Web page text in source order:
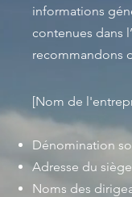
informations
contenues dans
recommandons
[Nom de
Dénomination
Adresse du
Noms des